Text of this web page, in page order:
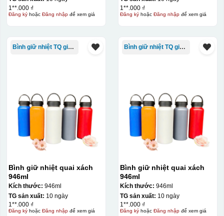
1**.000 ₫
Đăng kýhoặc Đăng nhậpđể xem giá
1**.000 ₫
Đăng kýhoặc Đăng nhậpđể xem giá
Bình giữ nhiệt TQ giá rẻ
Bình giữ nhiệt quai xách
946ml
Kích thước: 946ml
TG sản xuất: 10 ngày
1**.000 ₫
Đăng kýhoặc Đăng nhậpđể xem giá
Bình giữ nhiệt TQ giá rẻ
Bình giữ nhiệt quai xách
946ml
Kích thước: 946ml
TG sản xuất: 10 ngày
1**.000 ₫
Đăng kýhoặc Đăng nhậpđể xem giá